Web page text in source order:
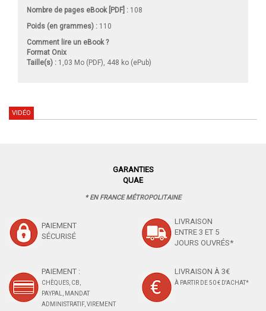
Nombre de pages eBook [PDF] : 108
Poids (en grammes) : 110
Comment lire un eBook ?
Format Onix
Taille(s) : 1,03 Mo (PDF), 448 ko (ePub)
VIDÉO
GARANTIES
QUAE
* EN FRANCE MÉTROPOLITAINE
PAIEMENT
SÉCURISÉ
LIVRAISON
ENTRE 3 ET 5
JOURS OUVRÉS*
PAIEMENT :
CHÈQUES, CB,
PAYPAL, MANDAT
ADMINISTRATIF, VIREMENT
LIVRAISON À 3€
À PARTIR DE 50 € D'ACHAT*